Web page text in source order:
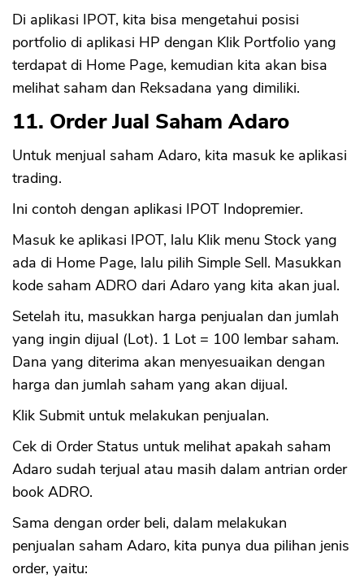
Di aplikasi IPOT, kita bisa mengetahui posisi
portfolio di aplikasi HP dengan Klik Portfolio yang
terdapat di Home Page, kemudian kita akan bisa
melihat saham dan Reksadana yang dimiliki.
11. Order Jual Saham Adaro
Untuk menjual saham Adaro, kita masuk ke aplikasi
trading.
Ini contoh dengan aplikasi IPOT Indopremier.
Masuk ke aplikasi IPOT, lalu Klik menu Stock yang
ada di Home Page, lalu pilih Simple Sell. Masukkan
kode saham ADRO dari Adaro yang kita akan jual.
Setelah itu, masukkan harga penjualan dan jumlah
yang ingin dijual (Lot). 1 Lot = 100 lembar saham.
Dana yang diterima akan menyesuaikan dengan
harga dan jumlah saham yang akan dijual.
Klik Submit untuk melakukan penjualan.
Cek di Order Status untuk melihat apakah saham
Adaro sudah terjual atau masih dalam antrian order
book ADRO.
Sama dengan order beli, dalam melakukan
penjualan saham Adaro, kita punya dua pilihan jenis
order, yaitu: